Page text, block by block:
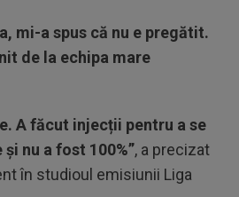
mi-a spus că nu e pregătit.
de la echipa mare
A făcut injecții pentru a se
nu a fost 100%”, a precizat
în studioul emisiunii Liga